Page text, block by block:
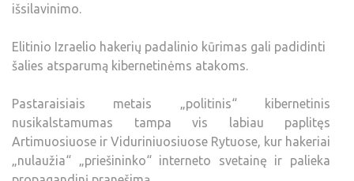
išsilavinimo.
Elitinio Izraelio hakerių padalinio kūrimas gali padidinti
šalies atsparumą kibernetinėms atakoms.
Pastaraisiais metais „politinis“ kibernetinis
nusikalstamumas tampa vis labiau paplitęs
Artimuosiuose ir Viduriniuosiuose Rytuose, kur hakeriai
„nulaužia“ „priešininko“ interneto svetainę ir palieka